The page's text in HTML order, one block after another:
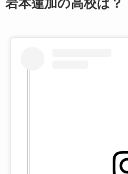
岩本蓮加の高校は？